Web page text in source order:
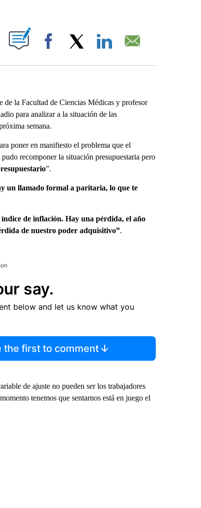
PAGES ON "".
Facebook
la Facultad de Ciencias Médicas y profesor
para analizar a la situación de las
semana.
poner en manifiesto el problema que el
recomponer la situación presupuestaria pero
”.
un llamado formal a paritaria, lo que te
de inflación. Hay una pérdida, el año
de nuestro poder adquisitivo”.
say.
below and let us know what you
the first to comment
de ajuste no pueden ser los trabajadores
tenemos que sentarnos está en juego el